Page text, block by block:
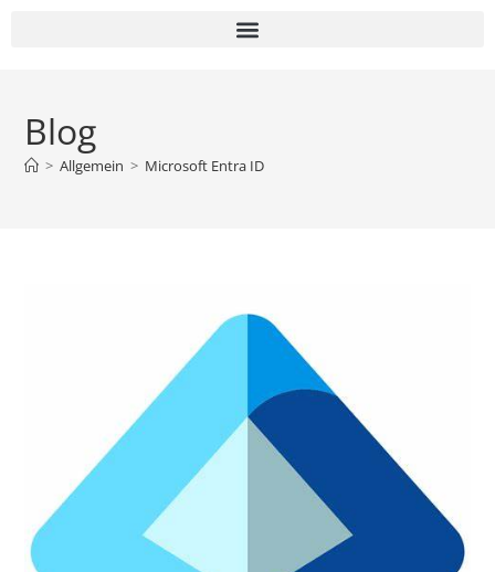
Blog
> Allgemein > Microsoft Entra ID